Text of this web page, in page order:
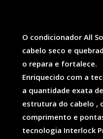
O condicionador All
cabelo seco e
o repara e fortalece.
Enriquecido com a
a quantidade exata
estrutura do cabelo ,
comprimento e
tecnologia Interlock